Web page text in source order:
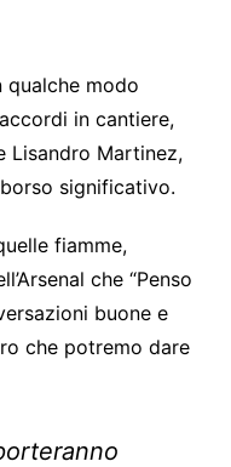
modo
in cantiere,
Lisandro Martinez,
significativo.
fiamme,
che “Penso
buone e
che potremo dare